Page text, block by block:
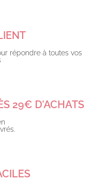
répondre à toutes vos
29€ D'ACHATS​